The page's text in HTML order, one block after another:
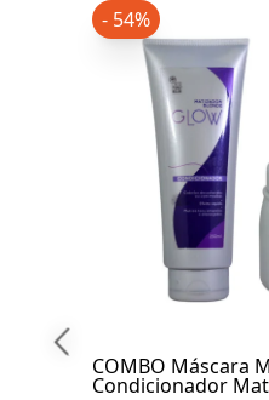
COMBO Máscara
Condicionador
- 54%